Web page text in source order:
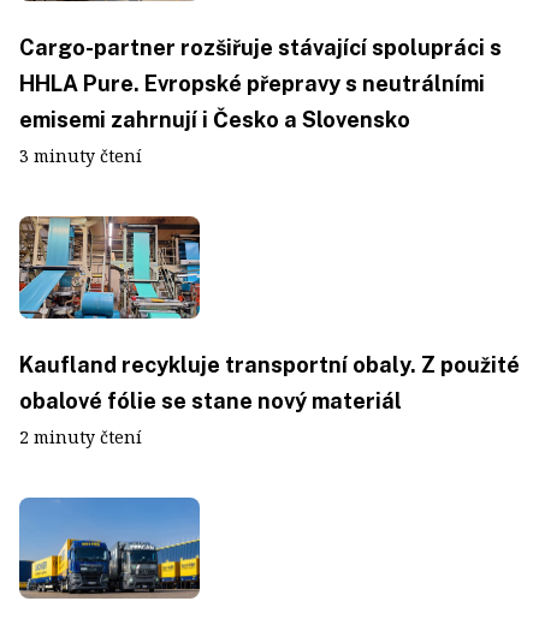
Cargo-partner rozšiřuje stávající spolupráci s
HHLA Pure. Evropské přepravy s neutrálními
emisemi zahrnují i Česko a Slovensko
3 minuty čtení
Kaufland recykluje transportní obaly. Z použité
obalové fólie se stane nový materiál
2 minuty čtení